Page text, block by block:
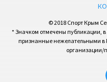
© 2018 Спорт Крым
* Значком отмечены публикации,
признанные нежелательными в
организации/